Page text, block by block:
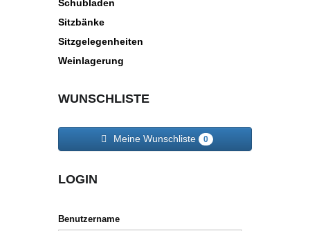
Schubladen
Sitzbänke
Sitzgelegenheiten
Weinlagerung
WUNSCHLISTE
Meine Wunschliste 0
LOGIN
Benutzername